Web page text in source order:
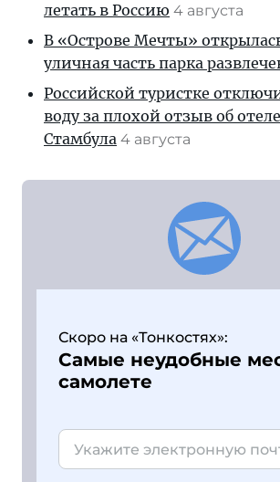
летать в Россию 4 августа
В «Острове Мечты»
уличная часть парка
Российской туристке
воду за плохой отзыв об отеле
Стамбула 4 августа
Скоро на «Тонкостях»:
Самые неудобные
самолете